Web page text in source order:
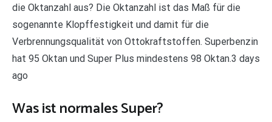
die Oktanzahl aus? Die Oktanzahl ist das Maß für die
sogenannte Klopffestigkeit und damit für die
Verbrennungsqualität von Ottokraftstoffen. Superbenzin
hat 95 Oktan und Super Plus mindestens 98 Oktan.3 days
ago
Was ist normales Super?